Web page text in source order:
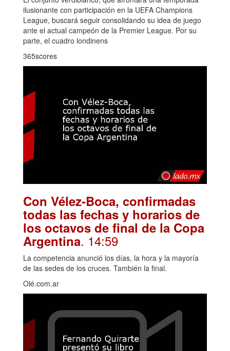
ilusionante con participación en la UEFA Champions
League, buscará seguir consolidando su idea de juego
ante el actual campeón de la Premier League. Por su
parte, el cuadro londinens
365scores
Con Vélez-Boca, confirmadas
todas las fechas y horarios de
los octavos de final de la Copa
Argentina. 14:59
La competencia anunció los días, la hora y la mayoría
de las sedes de los cruces. También la final.
Olé.com.ar